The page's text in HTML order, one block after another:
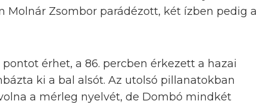
Molnár Zsombor parádézott, két ízben pedig a
érhet, a 86. percben érkezett a hazai
ki a bal alsót. Az utolsó pillanatokban
a mérleg nyelvét, de Dombó mindkét